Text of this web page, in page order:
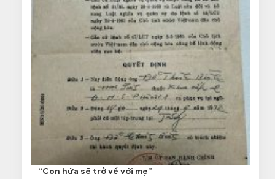
“Con hứa sẽ trở về với mẹ”